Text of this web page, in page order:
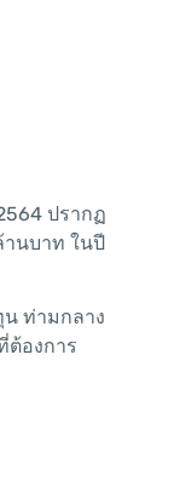
ปรากฏ
านบาท ในปี
น ท่ามกลาง
ต้องการ